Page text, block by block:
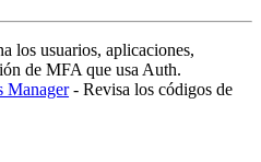
los usuarios, aplicaciones,
de MFA que usa Auth.
Manager- Revisa los códigos de